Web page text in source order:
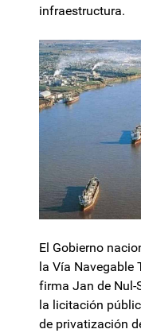
infraestructura.
El Gobierno
la Vía Navegable
firma Jan de Nul-
la licitación
de privatización